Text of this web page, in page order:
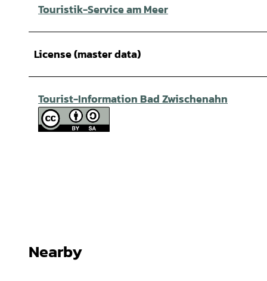
Touristik-Service am Meer
License (master data)
Tourist-Information Bad Zwischenahn
Nearby